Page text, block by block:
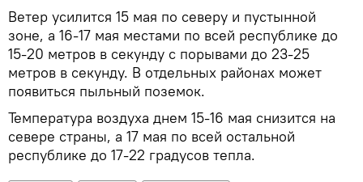
Ветер усилится 15 мая по северу и пустынной
зоне, а 16-17 мая местами по всей республике до
15-20 метров в секунду с порывами до 23-25
метров в секунду. В отдельных районах может
появиться пыльный поземок.
Температура воздуха днем 15-16 мая снизится на
севере страны, а 17 мая по всей остальной
республике до 17-22 градусов тепла.